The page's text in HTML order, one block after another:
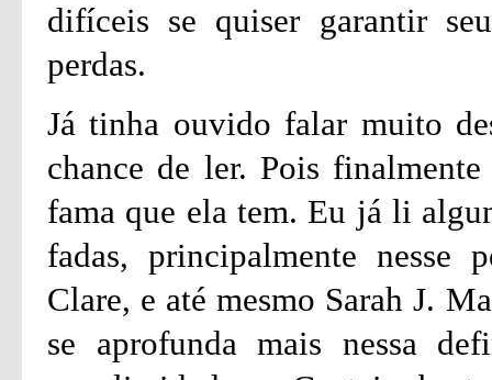
difíceis se quiser garantir
perdas.
Já tinha ouvido falar muito
chance de ler. Pois
fama que ela tem. Eu já li
fadas, principalmente nesse
Clare, e até mesmo Sarah J.
se aprofunda mais nessa